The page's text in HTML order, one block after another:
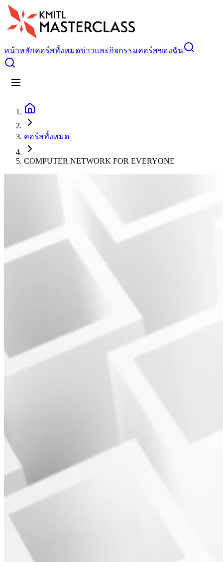
หน้าหลักคอร์สทั้งหมดข่าวและกิจกรรมคอร์สของฉัน
คอร์สทั้งหมด
COMPUTER NETWORK FOR EVERYONE